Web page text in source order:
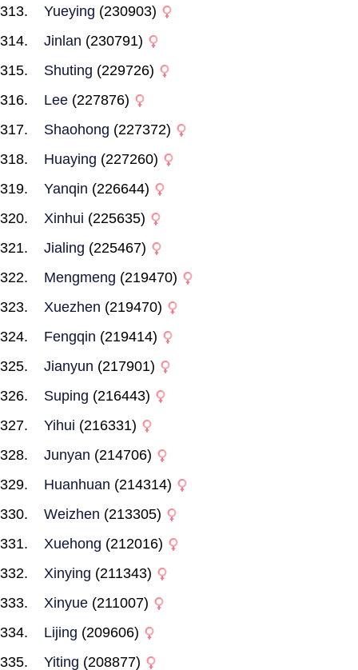
Yueying (230903)
Jinlan (230791)
Shuting (229726)
Lee (227876)
Shaohong (227372)
Huaying (227260)
Yanqin (226644)
Xinhui (225635)
Jialing (225467)
Mengmeng (219470)
Xuezhen (219470)
Fengqin (219414)
Jianyun (217901)
Suping (216443)
Yihui (216331)
Junyan (214706)
Huanhuan (214314)
Weizhen (213305)
Xuehong (212016)
Xinying (211343)
Xinyue (211007)
Lijing (209606)
Yiting (208877)